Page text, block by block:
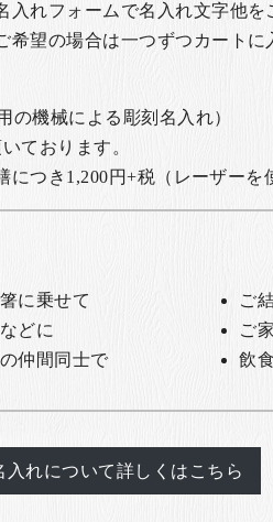
入れフォームで名入れ文字他を
希望の場合は一つずつカート
の機械による彫刻名入れ）
ております。
につき1,200円+税 （レーザーを
に乗せて
ご
どに
ご
仲間同士で
飲
入れについて詳しくはこちら